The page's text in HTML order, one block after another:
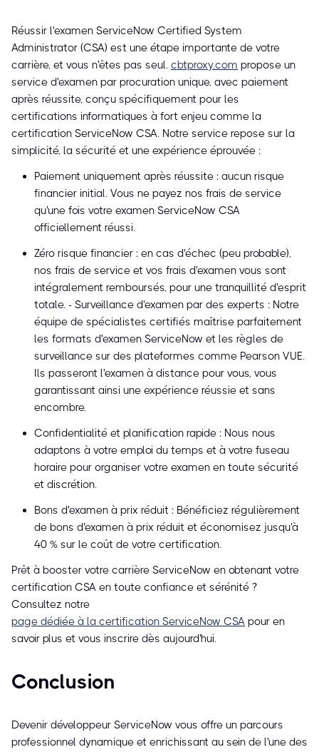
Réussir l'examen ServiceNow Certified System
Administrator (CSA) est une étape importante de votre
carrière, et vous n'êtes pas seul. cbtproxy.com propose un
service d'examen par procuration unique, avec paiement
après réussite, conçu spécifiquement pour les
certifications informatiques à fort enjeu comme la
certification ServiceNow CSA. Notre service repose sur la
simplicité, la sécurité et une expérience éprouvée :
Paiement uniquement après réussite : aucun risque
financier initial. Vous ne payez nos frais de service
qu'une fois votre examen ServiceNow CSA
officiellement réussi.
Zéro risque financier : en cas d'échec (peu probable),
nos frais de service et vos frais d'examen vous sont
intégralement remboursés, pour une tranquillité d'esprit
totale. - Surveillance d'examen par des experts : Notre
équipe de spécialistes certifiés maîtrise parfaitement
les formats d'examen ServiceNow et les règles de
surveillance sur des plateformes comme Pearson VUE.
Ils passeront l'examen à distance pour vous, vous
garantissant ainsi une expérience réussie et sans
encombre.
Confidentialité et planification rapide : Nous nous
adaptons à votre emploi du temps et à votre fuseau
horaire pour organiser votre examen en toute sécurité
et discrétion.
Bons d'examen à prix réduit : Bénéficiez régulièrement
de bons d'examen à prix réduit et économisez jusqu'à
40 % sur le coût de votre certification.
Prêt à booster votre carrière ServiceNow en obtenant votre
certification CSA en toute confiance et sérénité ?
Consultez notre
page dédiée à la certification ServiceNow CSA pour en
savoir plus et vous inscrire dès aujourd'hui.
Conclusion
Devenir développeur ServiceNow vous offre un parcours
professionnel dynamique et enrichissant au sein de l'une des